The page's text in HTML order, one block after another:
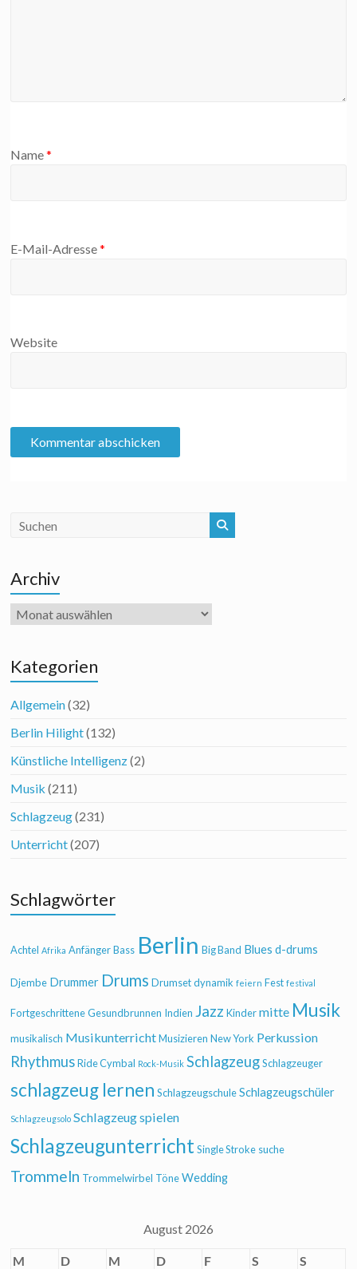
Name*
E-Mail-Adresse*
Website
Archiv
Archiv
Kategorien
Allgemein(32)
Berlin Hilight(132)
Künstliche Intelligenz(2)
Musik (211)
Schlagzeug(231)
Unterricht(207)
Schlagwörter
Achtel Afrika Anfänger Bass Berlin Big Band Blues d-drums
Djembe Drummer Drums Drumset dynamik feiern Fest festival
Fortgeschrittene Gesundbrunnen Indien Jazz Kinder mitte Musik
musikalisch Musikunterricht Musizieren New York Perkussion
Rhythmus Ride Cymbal Rock-Musik Schlagzeug Schlagzeuger
schlagzeug lernen Schlagzeugschule Schlagzeugschüler
Schlagzeugsolo Schlagzeug spielen
Schlagzeugunterricht Single Stroke suche
Trommeln Trommelwirbel Töne Wedding
August 2026
M D M D F S S